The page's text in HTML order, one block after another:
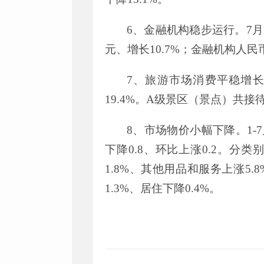
6、金融机构稳步运行。 7
元、增长10.7% ；金融机构人
7、旅游市场消费平稳增
19.4%。 A级景区（景点）共接
8、市场物价小幅下降。 1-7
下降0.8、环比上涨0.2。分类
1.8%、其他用品和服务上涨
1.3%、居住下降0.4%。